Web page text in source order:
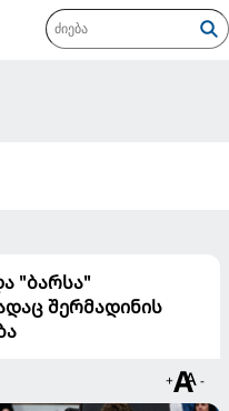
"ბარსა"
შერმადინის
+ -